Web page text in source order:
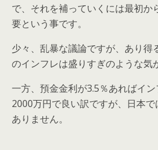
で、それを補っていくには最初か
要という事です。
少々、乱暴な議論ですが、あり得
のインフレは盛りすぎのような気
一方、預金金利が3.5％あればイン
2000万円で良い訳ですが、日本
ありません。